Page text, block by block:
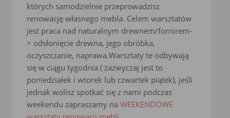
których samodzielnie przeprowadzisz
renowację własnego mebla. Celem warsztatów
jest praca nad naturalnym drewnem/fornirem-
> odsłonięcie drewna, jego obróbka,
oczyszczanie, naprawa.Warsztaty te odbywają
się w ciągu tygodnia ( zazwyczaj jest to
poniedziałek i wtorek lub czwartek piątek), jeśli
jednak wolisz spotkać się z nami podczas
weekendu zapraszamy na WEEKENDOWE